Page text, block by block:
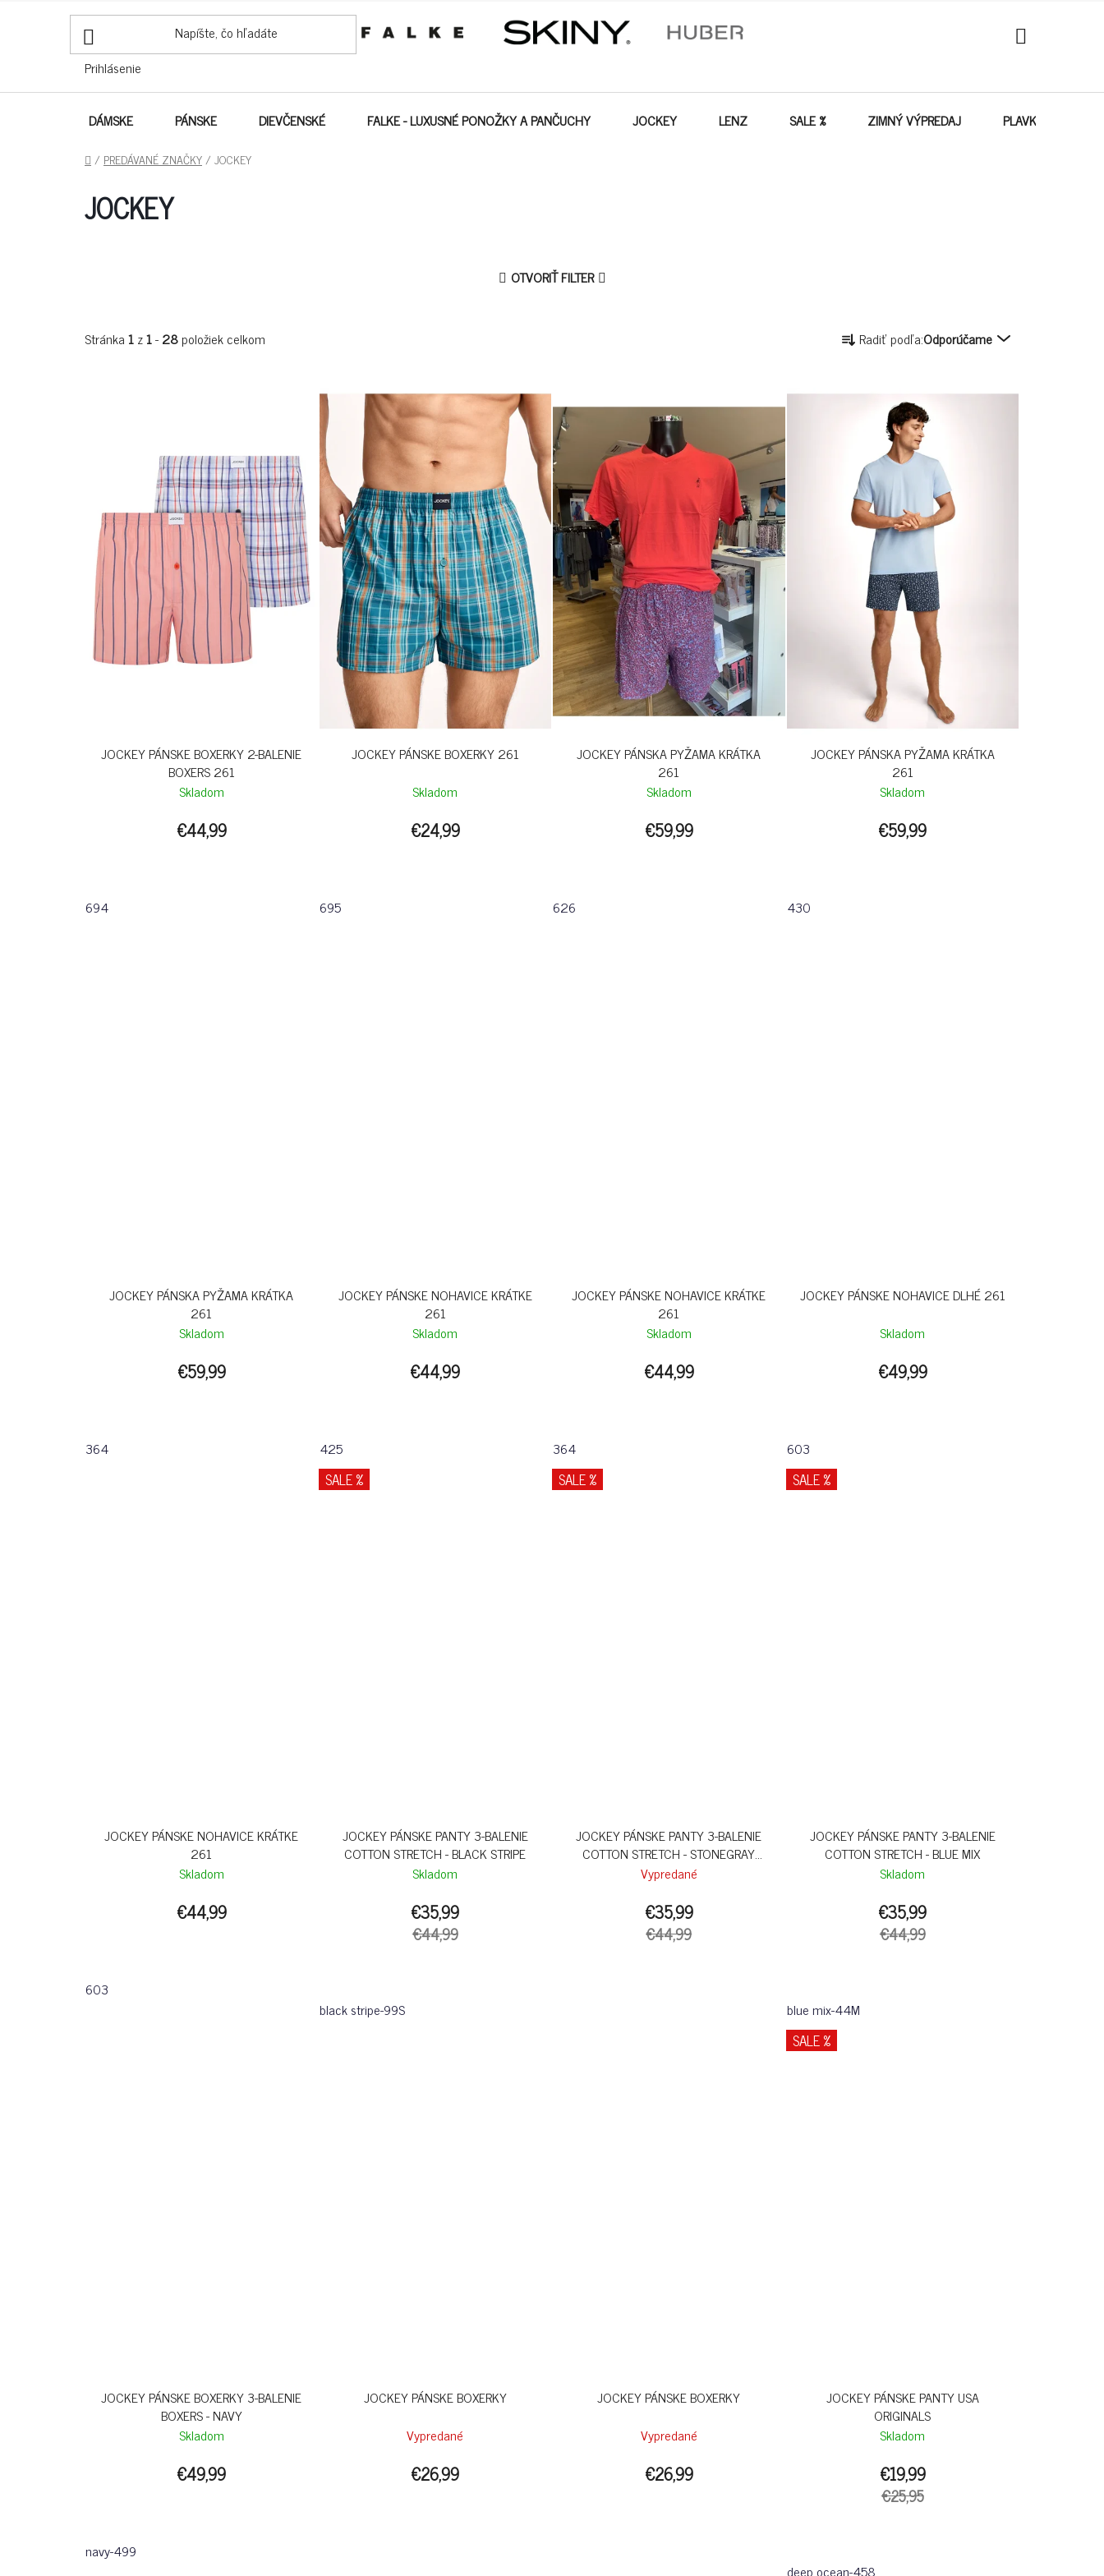
NÁKUPNÝ
KOŠÍK
Prihlásenie
DÁMSKE PÁNSKE DIEVČENSKÉ FALKE - LUXUSNÉ PONOŽKY A PANČUCHY JOCKEY LENZ SALE % ZIMNÝ VÝPREDAJ PLAVKY -
DOMOV
/ PREDÁVANÉ ZNAČKY/ JOCKEY
JOCKEY
OTVORIŤ FILTER
Stránka1z1-28položiek celkom R
A
E
O
Radiť podľa:Odporúčame
U
K
T
O
V
JOCKEY PÁNSKE BOXERKY 2-BALENIE
BOXERS 261
Skladom
€44,99
694
JOCKEY PÁNSKE BOXERKY 261
Skladom
€24,99
695
JOCKEY PÁNSKA PYŽAMA KRÁTKA
261
Skladom
€59,99
626
JOCKEY PÁNSKA PYŽAMA KRÁTKA
261
Skladom
€59,99
430
JOCKEY PÁNSKA PYŽAMA KRÁTKA
261
Skladom
€59,99
364
JOCKEY PÁNSKE NOHAVICE KRÁTKE
261
Skladom
€44,99
425
JOCKEY PÁNSKE NOHAVICE KRÁTKE
261
Skladom
€44,99
364
JOCKEY PÁNSKE NOHAVICE DLHÉ 261
Skladom
€49,99
603
JOCKEY PÁNSKE NOHAVICE KRÁTKE
261
Skladom
€44,99
603
SALE %
JOCKEY PÁNSKE PANTY 3-BALENIE
COTTON STRETCH - BLACK STRIPE
Skladom
€35,99
€44,99
black stripe-99S
SALE %
JOCKEY PÁNSKE PANTY 3-BALENIE
COTTON STRETCH - STONEGRAY
MELANGE
Vypredané
€35,99
€44,99
SALE %
JOCKEY PÁNSKE PANTY 3-BALENIE
COTTON STRETCH - BLUE MIX
Skladom
€35,99
€44,99
blue mix-44M
JOCKEY PÁNSKE BOXERKY 3-BALENIE
BOXERS - NAVY
Skladom
€49,99
navy-499
JOCKEY PÁNSKE BOXERKY
Vypredané
€26,99
JOCKEY PÁNSKE BOXERKY
Vypredané
€26,99
SALE %
JOCKEY PÁNSKE PANTY USA
ORIGINALS
Skladom
€19,99
€25,95
deep ocean-458